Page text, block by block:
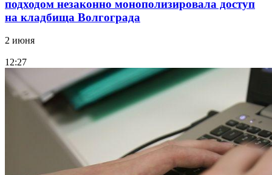
подходом незаконно монополизировала доступ
на кладбища Волгограда
2 июня
12:27